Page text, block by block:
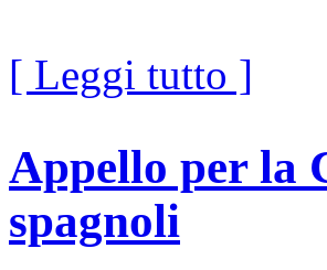
[ Leggi tutto ]
Appello per la
spagnoli